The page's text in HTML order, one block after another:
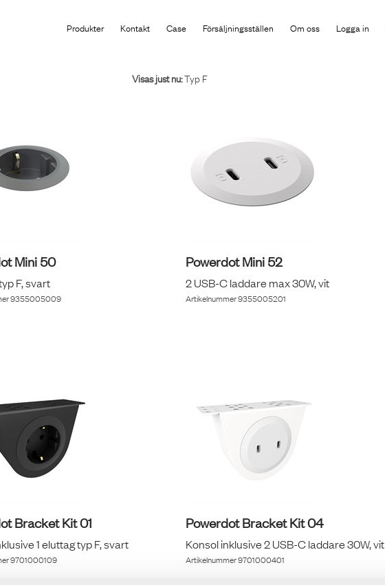
Produkter Kontakt Case Försäljningsställen Om oss Logga in
Visas just nu:Typ F
Mini 50
F, svart
9355005009
Powerdot Mini 52
2 USB-C laddare max 30W, vit
Artikelnummer9355005201
Bracket Kit 01
1 eluttag typ F, svart
9701000109
Powerdot Bracket Kit 04
Konsol inklusive 2 USB-C laddare 30W, vit
Artikelnummer9701000401